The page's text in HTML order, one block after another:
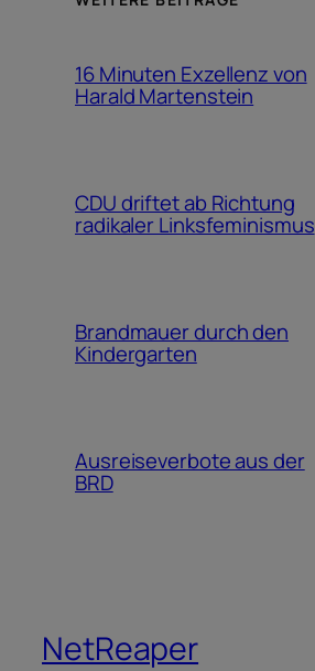
16 Minuten Exzellenz von
Harald Martenstein
CDU driftet ab Richtung
radikaler Linksfeminismus
Brandmauer durch den
Kindergarten
Ausreiseverbote aus der
BRD
NetReaper